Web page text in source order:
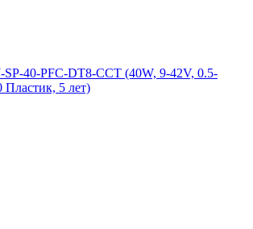
40-PFC-DT8-CCT (40W, 9-42V, 0.5-
5 лет)